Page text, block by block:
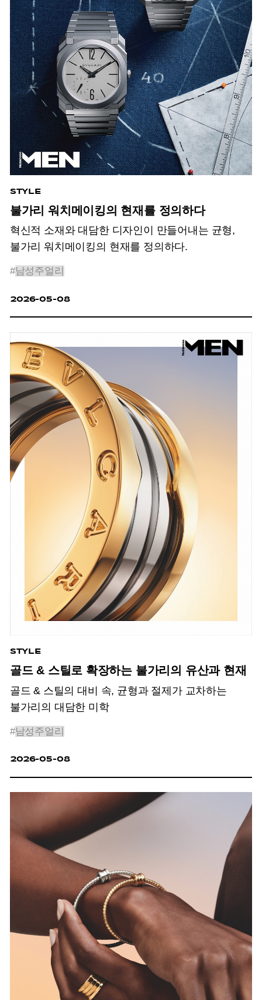
STYLE
불가리 워치메이킹의 현재를 정의하다
혁신적 소재와 대담한 디자인이 만들어내는 균형,
불가리 워치메이킹의 현재를 정의하다.
#남성주얼리
2026-05-08
STYLE
골드 & 스틸로 확장하는 불가리의 유산과 현재
골드 & 스틸의 대비 속, 균형과 절제가 교차하는
불가리의 대담한 미학
#남성주얼리
2026-05-08